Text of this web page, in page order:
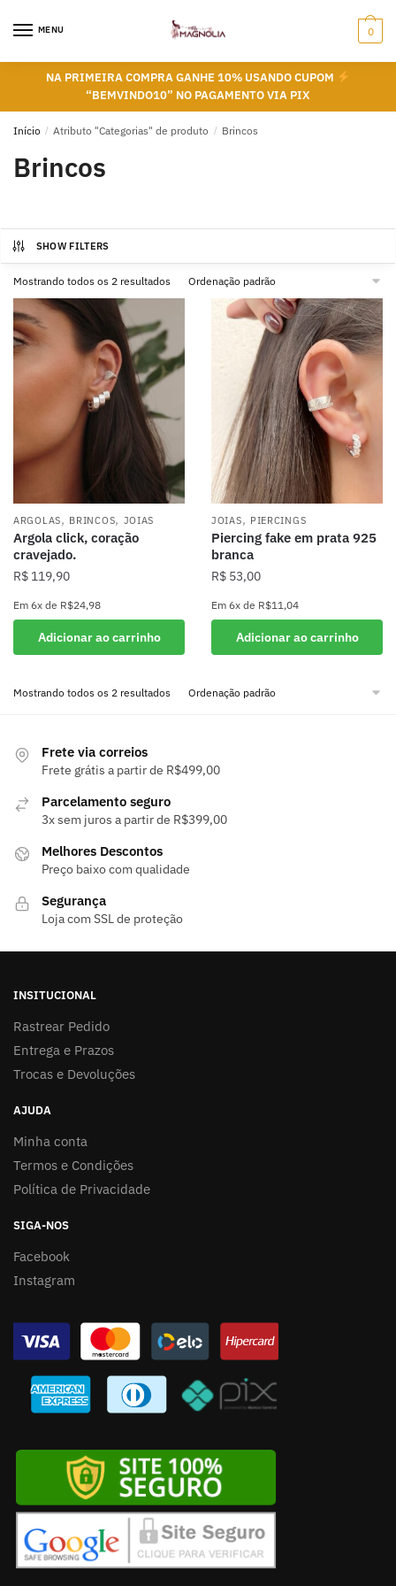
MENU 0
NA PRIMEIRA COMPRA GANHE 10% USANDO CUPOM
“BEMVINDO10” NO PAGAMENTO VIA PIX
Início / Atributo "Categorias" de produto / Brincos
Brincos
SHOW FILTERS
Mostrando todos os 2 resultados
ARGOLAS, BRINCOS, JOIAS
Argola click, coração
cravejado.
R$ 119,90
Em 6x de R$24,98
Adicionar ao carrinho
JOIAS, PIERCINGS
Piercing fake em prata 925
branca
R$ 53,00
Em 6x de R$11,04
Adicionar ao carrinho
Mostrando todos os 2 resultados
Frete via correios
Frete grátis a partir de R$499,00
Parcelamento seguro
3x sem juros a partir de R$399,00
Melhores Descontos
Preço baixo com qualidade
Segurança
Loja com SSL de proteção
INSITUCIONAL
Rastrear Pedido
Entrega e Prazos
Trocas e Devoluções
AJUDA
Minha conta
Termos e Condições
Política de Privacidade
SIGA-NOS
Facebook
Instagram